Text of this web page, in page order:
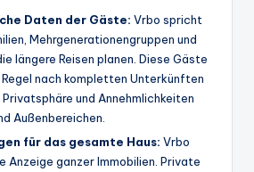
Daten der Gäste: Vrbo spricht
Mehrgenerationengruppen und
längere Reisen planen. Diese Gäste
Regel nach kompletten Unterkünften
und Annehmlichkeiten
Außenbereichen.
für das gesamte Haus: Vrbo
Anzeige ganzer Immobilien. Private